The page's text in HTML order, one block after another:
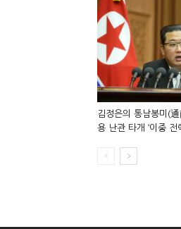
김정은의 통남봉미(
용 난관 타개 ‘이중 전